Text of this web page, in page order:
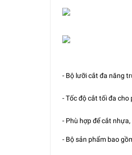
- Bộ lưỡi cắt đa năng
- Tốc độ cắt tối đa
- Phù hợp để cắt
- Bộ sản phẩm bao